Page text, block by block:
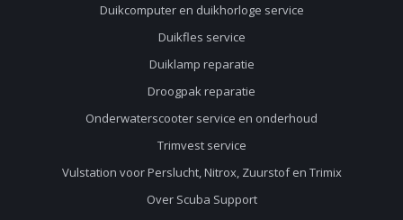
Duikcomputer en duikhorloge service
Duikfles service
Duiklamp reparatie
Droogpak reparatie
Onderwaterscooter service en onderhoud
Trimvest service
Vulstation voor Perslucht, Nitrox, Zuurstof en Trimix
Over Scuba Support